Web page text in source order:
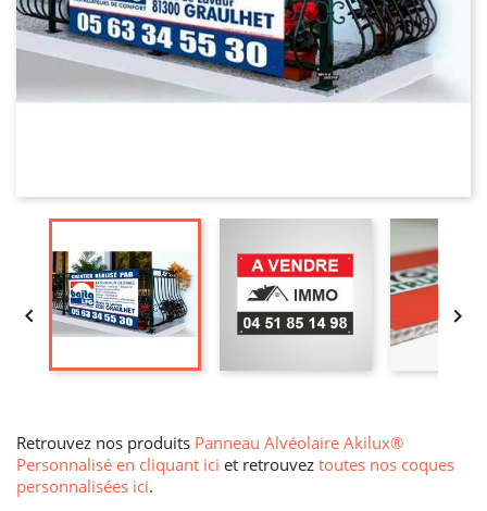
 
Retrouvez nos produits Panneau Alvéolaire Akilux®
Personnalisé en cliquant ici et retrouvez toutes nos coques
personnalisées ici.